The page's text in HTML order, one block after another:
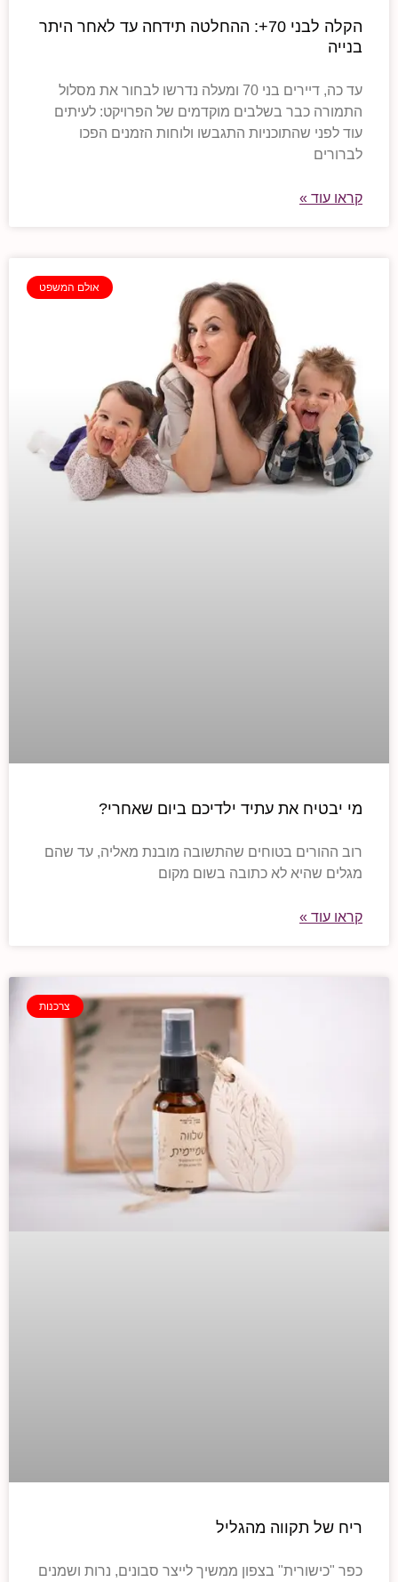
הקלה לבני 70+: ההחלטה תידחה עד לאחר היתר
בנייה
עד כה, דיירים בני 70 ומעלה נדרשו לבחור את מסלול
התמורה כבר בשלבים מוקדמים של הפרויקט: לעיתים
עוד לפני שהתוכניות התגבשו ולוחות הזמנים הפכו
לברורים
קראו עוד »
אולם המשפט
מי יבטיח את עתיד ילדיכם ביום שאחרי?
רוב ההורים בטוחים שהתשובה מובנת מאליה, עד שהם
מגלים שהיא לא כתובה בשום מקום
קראו עוד »
צרכנות
ריח של תקווה מהגליל
כפר "כישורית" בצפון ממשיך לייצר סבונים, נרות ושמנים